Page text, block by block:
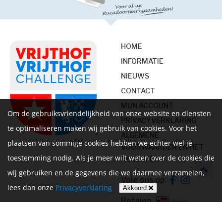
HOME
INFORMATIE
NIEUWS
CONTACT
MIJN ACCOUNT
PRIVACYVERKLARING
ALGEMENE
VOORWAARDEN EN HET
REGLEMENT
Volg ons op
Om de gebruiksvriendelijkheid van onze website en diensten
te optimaliseren maken wij gebruik van cookies. Voor het
plaatsen van sommige cookies hebben we echter wel je
toestemming nodig. Als je meer wilt weten over de cookies die
wij gebruiken en de gegevens die we daarmee verzamelen,
lees dan onze Privacyverklaring Akkoord